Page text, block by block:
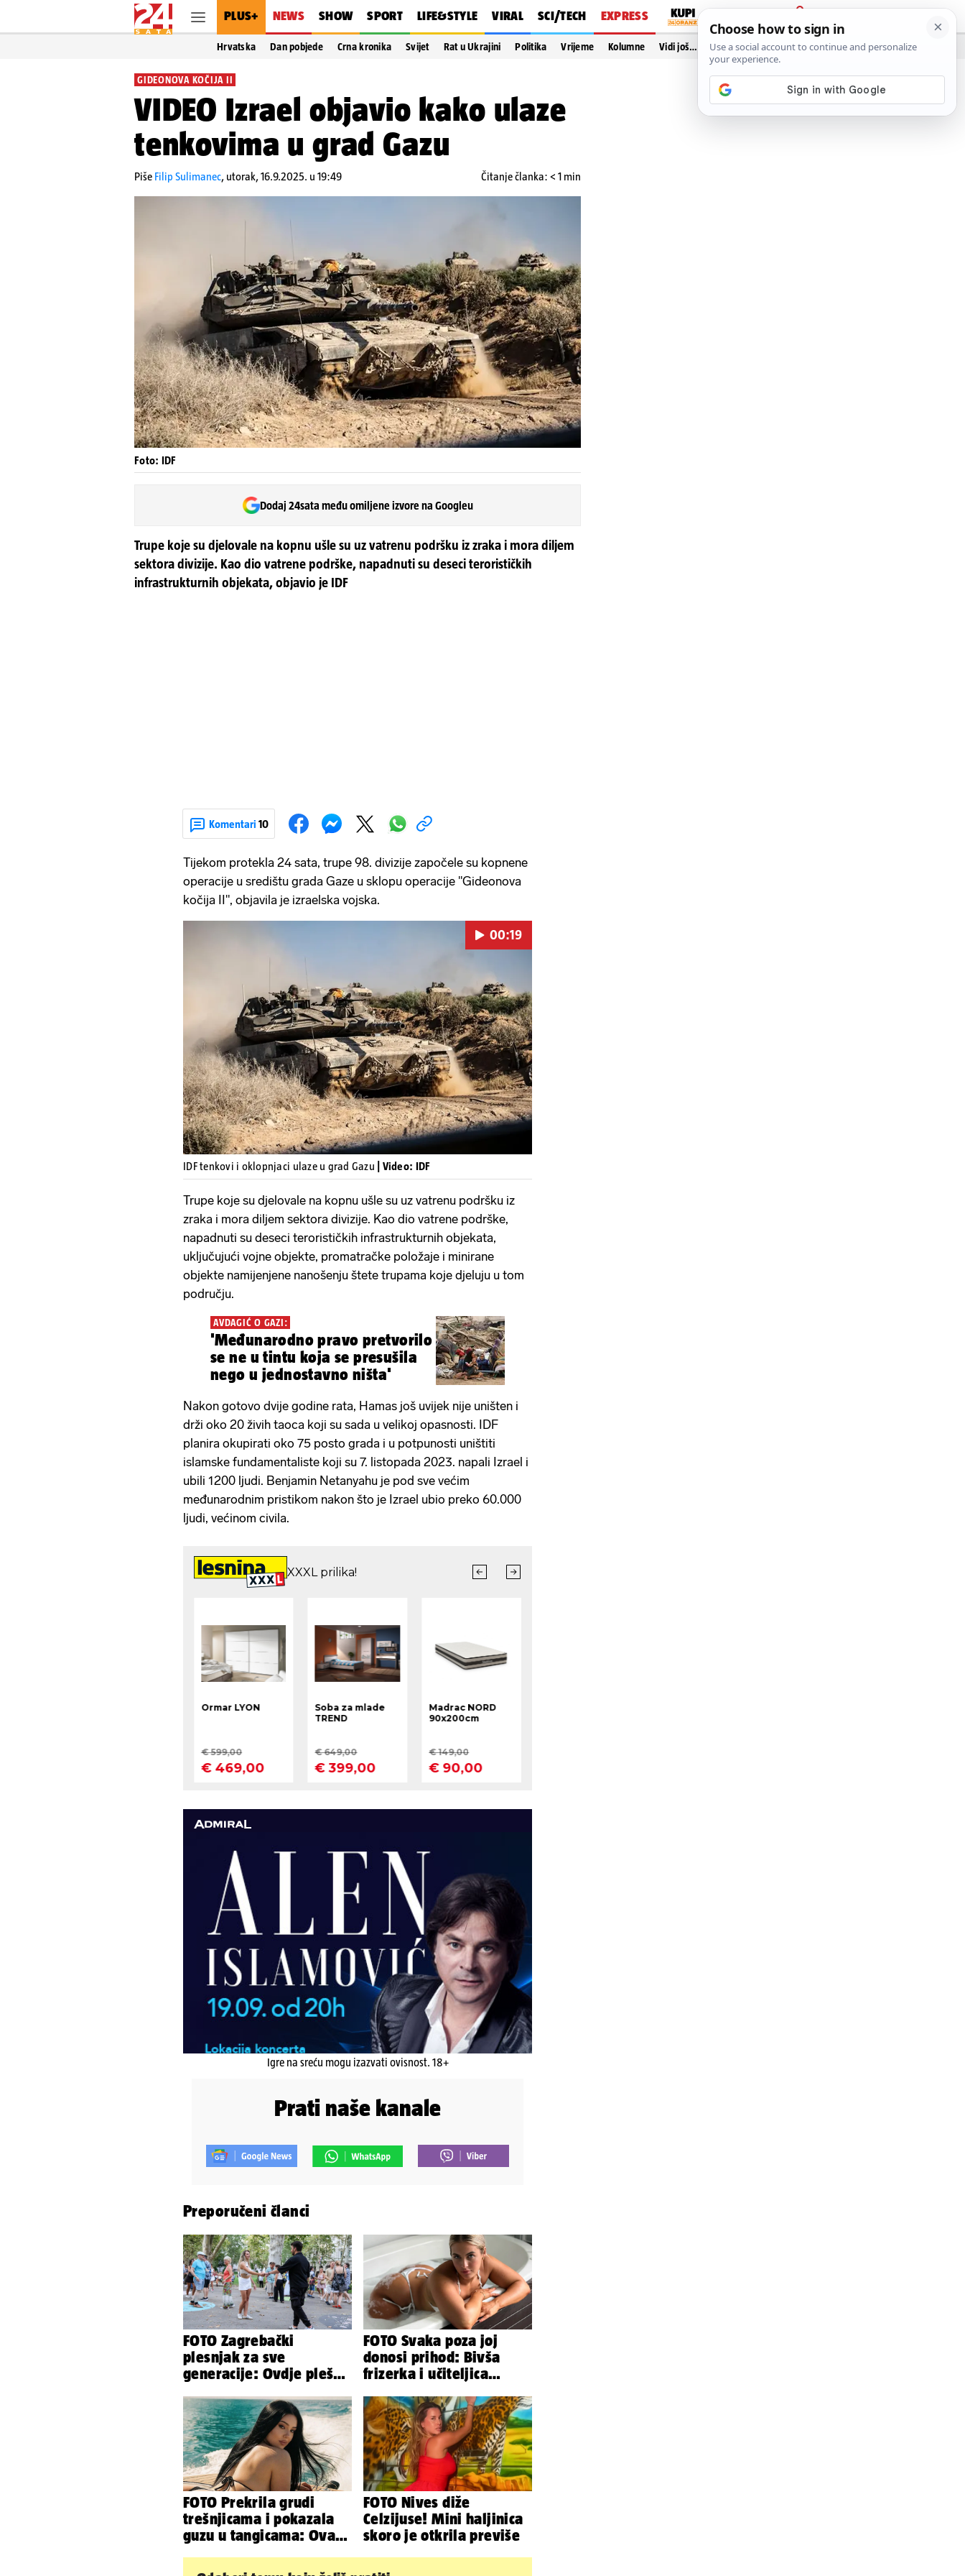
PLUS+ NEWS SHOW SPORT LIFE&STYLE VIRAL SCI/TECH EXPRESS
PRIJAVA
Hrvatska Dan pobjede Crna kronika Svijet Rat u Ukrajini Politika Vrijeme Kolumne Vidi još…
GIDEONOVA KOČIJA II
VIDEO Izrael objavio kako ulaze
tenkovima u grad Gazu
Piše Filip Sulimanec, utorak, 16.9.2025. u 19:49 Čitanje članka: < 1 min
Foto: IDF
Dodaj 24sata među omiljene izvore na Googleu
Trupe koje su djelovale na kopnu ušle su uz vatrenu podršku iz zraka i mora diljem
sektora divizije. Kao dio vatrene podrške, napadnuti su deseci terorističkih
infrastrukturnih objekata, objavio je IDF
Komentari 10
Tijekom protekla 24 sata, trupe 98. divizije započele su kopnene
operacije u središtu grada Gaze u sklopu operacije "Gideonova
kočija II", objavila je izraelska vojska.
Pokretanje videa...
00:19
IDF tenkovi i oklopnjaci ulaze u grad Gazu | Video: IDF
Trupe koje su djelovale na kopnu ušle su uz vatrenu podršku iz
zraka i mora diljem sektora divizije. Kao dio vatrene podrške,
napadnuti su deseci terorističkih infrastrukturnih objekata,
uključujući vojne objekte, promatračke položaje i minirane
objekte namijenjene nanošenju štete trupama koje djeluju u tom
području.
AVDAGIĆ O GAZI:
'Međunarodno pravo pretvorilo
se ne u tintu koja se presušila
nego u jednostavno ništa'
Nakon gotovo dvije godine rata, Hamas još uvijek nije uništen i
drži oko 20 živih taoca koji su sada u velikoj opasnosti. IDF
planira okupirati oko 75 posto grada i u potpunosti uništiti
islamske fundamentaliste koji su 7. listopada 2023. napali Izrael i
ubili 1200 ljudi. Benjamin Netanyahu je pod sve većim
međunarodnim pristikom nakon što je Izrael ubio preko 60.000
ljudi, većinom civila.
Igre na sreću mogu izazvati ovisnost. 18+
Prati naše kanale
Preporučeni članci
FOTO Zagrebački
plesnjak za sve
generacije: Ovdje plešu
FOTO Svaka poza joj
donosi prihod: Bivša
frizerka i učiteljica
Instagram
FOTO Prekrila grudi
trešnjicama i pokazala
guzu u tangicama: Ovako
FOTO Nives diže
Celzijuse! Mini haljinica
skoro je otkrila previše